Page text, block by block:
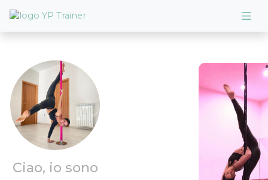
Ciao, io sono